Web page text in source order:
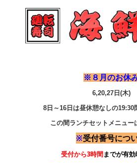
お品書き
※８ 月のお休
6,20,27日(木)
8日～16日は昼休憩なしの19:30
この間ランチセットメニュー
※受付番号につ
受付から3時間までが有